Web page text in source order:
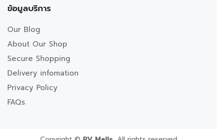
ข้อมูลบริการ
Our Blog
About Our Shop
Secure Shopping
Delivery infomation
Privacy Policy
FAQs